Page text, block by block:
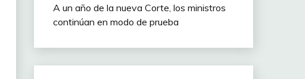
A un año de la nueva Corte, los ministros
continúan en modo de prueba